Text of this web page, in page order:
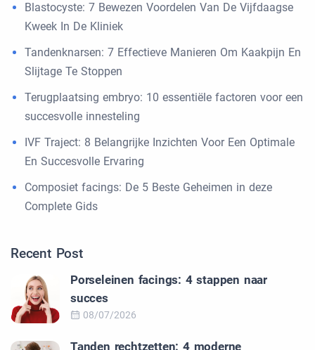
Blastocyste: 7 Bewezen Voordelen Van De Vijfdaagse
Kweek In De Kliniek
Tandenknarsen: 7 Effectieve Manieren Om Kaakpijn En
Slijtage Te Stoppen
Terugplaatsing embryo: 10 essentiële factoren voor een
succesvolle innesteling
IVF Traject: 8 Belangrijke Inzichten Voor Een Optimale
En Succesvolle Ervaring
Composiet facings: De 5 Beste Geheimen in deze
Complete Gids
Recent Post
Porseleinen facings: 4 stappen naar
succes
08/07/2026
Tanden rechtzetten: 4 moderne